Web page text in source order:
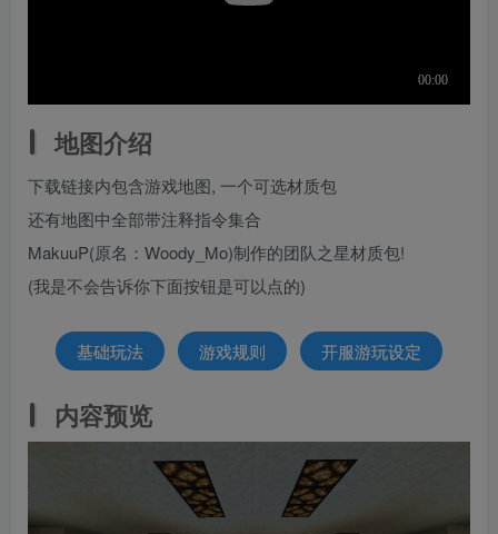
地图介绍
下载链接内包含游戏地图, 一个可选材质包
还有地图中全部带注释指令集合
MakuuP(原名：Woody_Mo)制作的团队之星材质包!
(我是不会告诉你下面按钮是可以点的)
基础玩法 游戏规则 开服游玩设定
内容预览